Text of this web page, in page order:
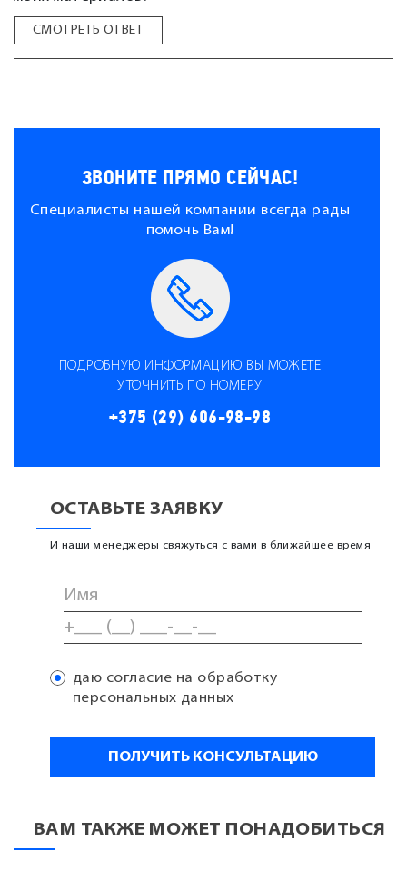
СМОТРЕТЬ ОТВЕТ
ЗВОНИТЕ ПРЯМО СЕЙЧАС!
Специалисты нашей компании всегда рады
помочь Вам!
ПОДРОБНУЮ ИНФОРМАЦИЮ ВЫ МОЖЕТЕ
УТОЧНИТЬ ПО НОМЕРУ
+375 (29) 606-98-98
ОСТАВЬТЕ ЗАЯВКУ
И наши менеджеры свяжуться с вами в ближайшее время
даю согласие на обработку
персональных данных
ВАМ ТАКЖЕ МОЖЕТ ПОНАДОБИТЬСЯ